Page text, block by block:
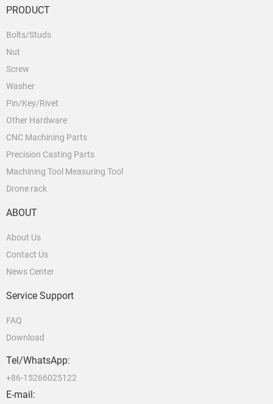
PRODUCT
Bolts/Studs
Nut
Screw
Washer
Pin/Key/Rivet
Other Hardware
CNC Machining Parts
Precision Casting Parts
Machining Tool Measuring Tool
Drone rack
ABOUT
About Us
Contact Us
News Center
Service Support
FAQ
Download
Tel/WhatsApp:
+86-15266025122
E-mail: